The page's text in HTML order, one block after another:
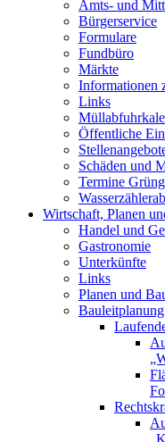
Amts- und
Bürgerservice
Formulare
Fundbüro
Märkte
Informationen
Links
Öffentliche
Schäden und
Termine
Wirtschaft, Planen
Handel und
Gastronomie
Unterkünfte
Links
Planen und
Bauleitplanung